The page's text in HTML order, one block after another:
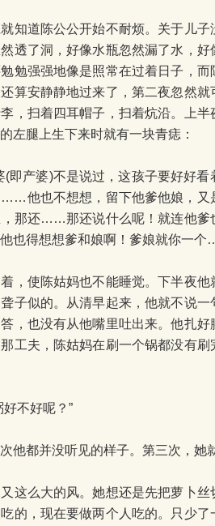
道陈公公开始不耐烦。关于儿子
透了洞，好像水瓶忽然漏了水，
勉强强地像是照常在过着日子，而
算安静静地过来了，第二夜忽然
，扫着四耳帽子，扫着炕沿。上
左腿上生下来时就有一块青痣：
产婆)不是说过，这孩子要好好
他也不想想，留下他爹他娘，又
，那还……那还说什么呢！就连他
也得想想爹和娘啊！爹娘就你一
使陈姑妈也不能睡觉。下半夜他
子似的。从清早起来，他就不说
，也没有从他嘴里吐出来。他扎
工夫，陈姑妈在刷一个锅都没有
不好呢？”
都并没听见的样子。第三次，她就
么大的风。她想还是先把萝卜丝
的，现在要做两个人吃的。只少